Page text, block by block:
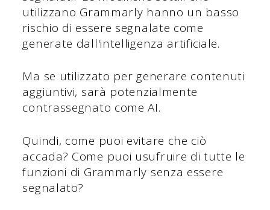
utilizzano Grammarly hanno un basso
rischio di essere segnalate come
generate dall'intelligenza artificiale.
Ma se utilizzato per generare contenuti
aggiuntivi, sarà potenzialmente
contrassegnato come AI.
Quindi, come puoi evitare che ciò
accada? Come puoi usufruire di tutte le
funzioni di Grammarly senza essere
segnalato?